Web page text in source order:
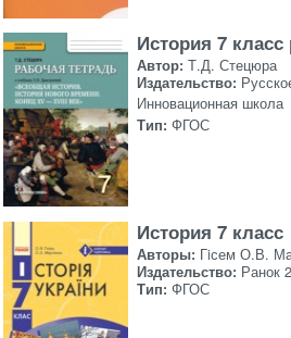
История 7
Автор: Т.Д. Стецюра
Издательство:
Инновационная школа
Тип: ФГОС
История 7 класс
Авторы: Гiсем О.В.
Издательство: Ранок
Тип: ФГОС